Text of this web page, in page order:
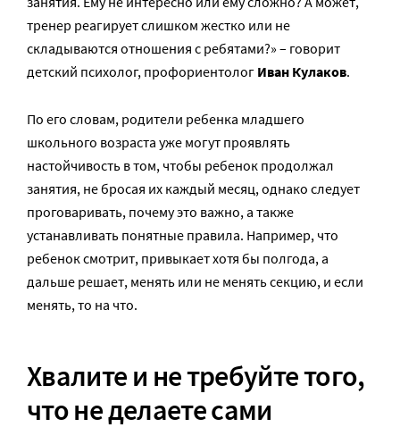
тренер реагирует слишком жестко или не
складываются отношения с ребятами?» – говорит
детский психолог, профориентолог Иван Кулаков.
По его словам, родители ребенка младшего
школьного возраста уже могут проявлять
настойчивость в том, чтобы ребенок продолжал
занятия, не бросая их каждый месяц, однако следует
проговаривать, почему это важно, а также
устанавливать понятные правила. Например, что
ребенок смотрит, привыкает хотя бы полгода, а
дальше решает, менять или не менять секцию, и если
менять, то на что.
Хвалите и не требуйте того,
что не делаете сами